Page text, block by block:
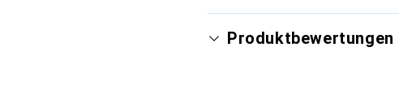
Produktbewertungen